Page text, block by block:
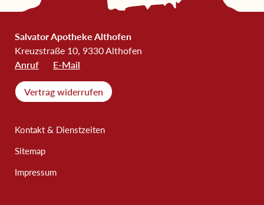
Salvator Apotheke Althofen
Kreuzstraße 10, 9330 Althofen
Anruf
E-Mail
Vertrag widerrufen
Kontakt & Dienstzeiten
Sitemap
Impressum